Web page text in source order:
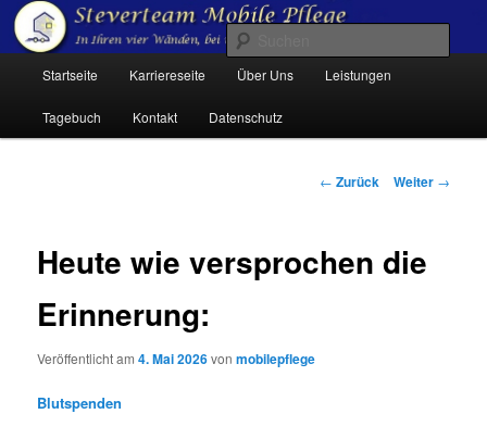
Zum
Inhalt
wechseln
Startseite Karriereseite Über Uns Leistungen
Tagebuch Kontakt Datenschutz
Beitrags-
← Zurück Weiter →
Heute wie versprochen die
Erinnerung:
Veröffentlicht am4. Mai 2026vonmobilepflege
Blutspenden